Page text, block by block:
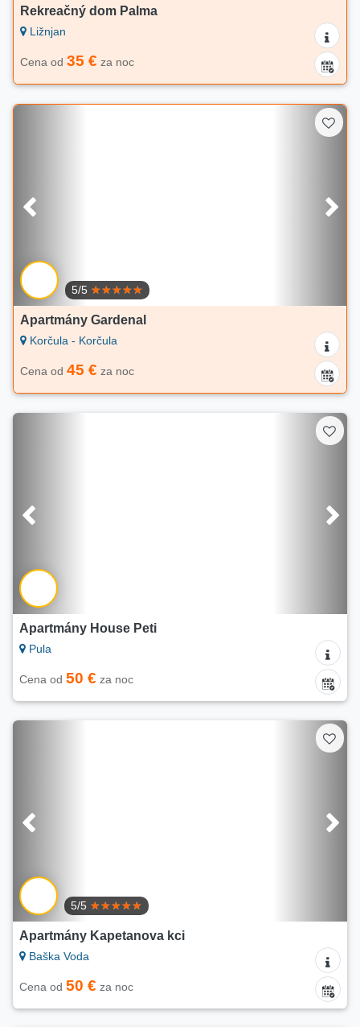
Rekreačný dom Palma
Ližnjan
Cena od 35 € za noc
5/5
Apartmány Gardenal
Korčula - Korčula
Cena od 45 € za noc
Apartmány House Peti
Pula
Cena od 50 € za noc
5/5
Apartmány Kapetanova kci
Baška Voda
Cena od 50 € za noc